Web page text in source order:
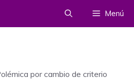
Menú
por cambio de criterio